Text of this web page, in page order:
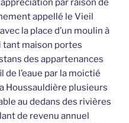
par raison de
appellé le Vieil
la place d’un moulin à
tant maison portes
des appartenances
l’eaue par la moictié
Houssauldière plusieurs
au dedans des rivières
de revenu annuel